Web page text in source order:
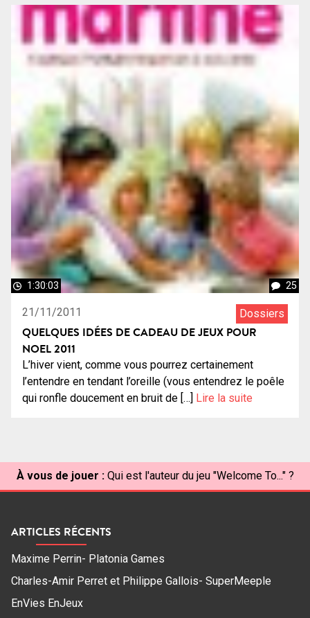
1:30:03 25
21/11/2011 Dossiers
QUELQUES IDÉES DE CADEAU DE JEUX POUR
NOEL 2011
L’hiver vient, comme vous pourrez certainement
l’entendre en tendant l’oreille (vous entendrez le poêle
qui ronfle doucement en bruit de […] Lire la suite
À vous de jouer : Qui est l'auteur du jeu "Welcome To..." ?
ARTICLES RÉCENTS
Maxime Perrin- Platonia Games
Charles-Amir Perret et Philippe Gallois- SuperMeeple
EnVies EnJeux